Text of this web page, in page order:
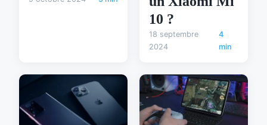
10 ?
18 septembre
2024
4
min